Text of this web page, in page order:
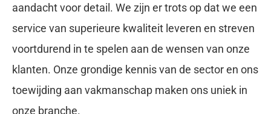
aandacht voor detail. We zijn er trots op dat we een
service van superieure kwaliteit leveren en streven
voortdurend in te spelen aan de wensen van onze
klanten. Onze grondige kennis van de sector en ons
toewijding aan vakmanschap maken ons uniek in
onze branche.